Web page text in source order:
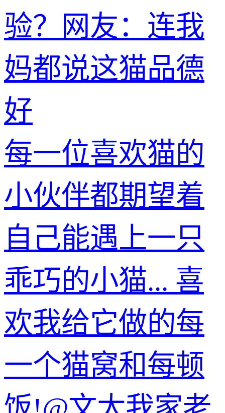
验？网友：连我
妈都说这猫品德
好
每一位喜欢猫的
小伙伴都期望着
自己能遇上一只
乖巧的小猫... 喜
欢我给它做的每
一个猫窝和每顿